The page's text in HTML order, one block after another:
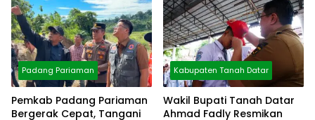
Padang Pariaman
Pemkab Padang Pariaman
Bergerak Cepat, Tangani
Kabupaten Tanah Datar
Wakil Bupati Tanah Datar
Ahmad Fadly Resmikan